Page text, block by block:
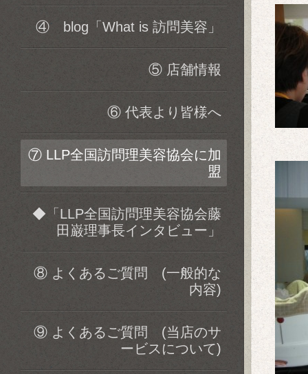
④ blog「What is 訪問美容」
⑤ 店舗情報
⑥ 代表より皆様へ
⑦ LLP全国訪問理美容協会に加
盟
◆「LLP全国訪問理美容協会藤
田巌理事長インタビュー」
⑧ よくあるご質問 (一般的な
内容)
⑨ よくあるご質問 (当店のサ
ービスについて)